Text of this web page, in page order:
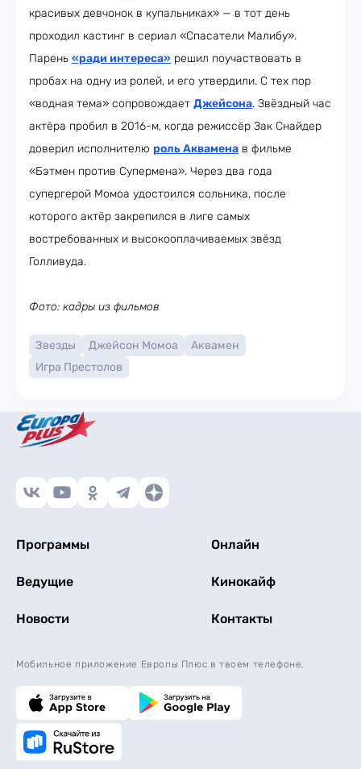
красивых девчонок в купальниках» — в тот день
проходил кастинг в сериал «Спасатели Малибу».
Парень «ради интереса» решил поучаствовать в
пробах на одну из ролей, и его утвердили. С тех пор
«водная тема» сопровождает Джейсона. Звёздный час
актёра пробил в 2016-м, когда режиссёр Зак Снайдер
доверил исполнителю роль Аквамена в фильме
«Бэтмен против Супермена». Через два года
супергерой Момоа удостоился сольника, после
которого актёр закрепился в лиге самых
востребованных и высокооплачиваемых звёзд
Голливуда.
Фото: кадры из фильмов
Звезды Джейсон Момоа
Аквамен
Игра Престолов
Программы Онлайн
Ведущие Кинокайф
Новости Контакты
Мобильное приложение Европы Плюс в твоем телефоне.